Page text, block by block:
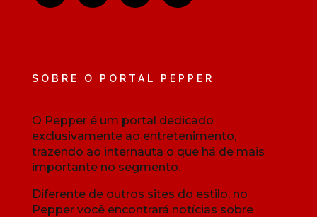
SOBRE O PORTAL PEPPER
O Pepper é um portal dedicado
exclusivamente ao entretenimento,
trazendo ao internauta o que há de mais
importante no segmento.
Diferente de outros sites do estilo, no
Pepper você encontrará notícias sobre